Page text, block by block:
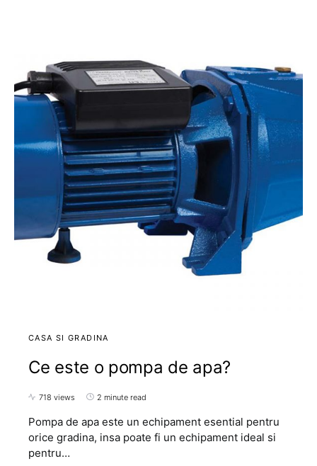
CASA SI GRADINA
Ce este o pompa de apa?
718 views 2 minute read
Pompa de apa este un echipament esential pentru
orice gradina, insa poate fi un echipament ideal si
pentru…